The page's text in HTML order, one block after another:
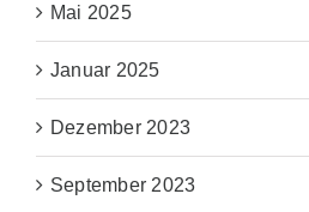
Mai 2025
Januar 2025
Dezember 2023
September 2023